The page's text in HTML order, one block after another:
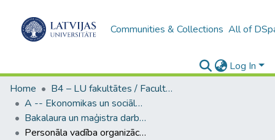
Communities & Collections All of
Log In
Home
B4 – LU fakultātes / Faculties of the UL
A -- Ekonomikas un sociālo zinātņu fakultāte / Faculty of Economics and Social Sciences
Bakalaura un maģistra darbi (ESZF) / Bachelor's and Master's theses
Personāla vadība organizācijā X un tās pilnveide